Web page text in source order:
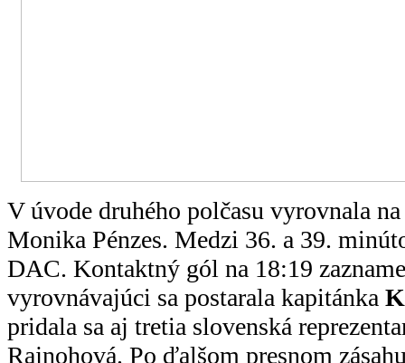
V úvode druhého polčasu vyrovnala
Monika Pénzes. Medzi 36. a 39.
DAC. Kontaktný gól na 18:19
vyrovnávajúci sa postarala kapitánka
pridala sa aj tretia slovenská
Rajnohová. Po ďalšom presnom